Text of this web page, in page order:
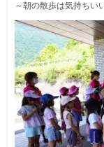
～朝の散歩は気持ちい